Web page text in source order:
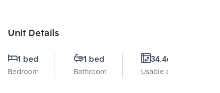
Unit Details
1 bed
Bedroom
1 bed
Bathroom
34.46 Sq.m.
Usable area